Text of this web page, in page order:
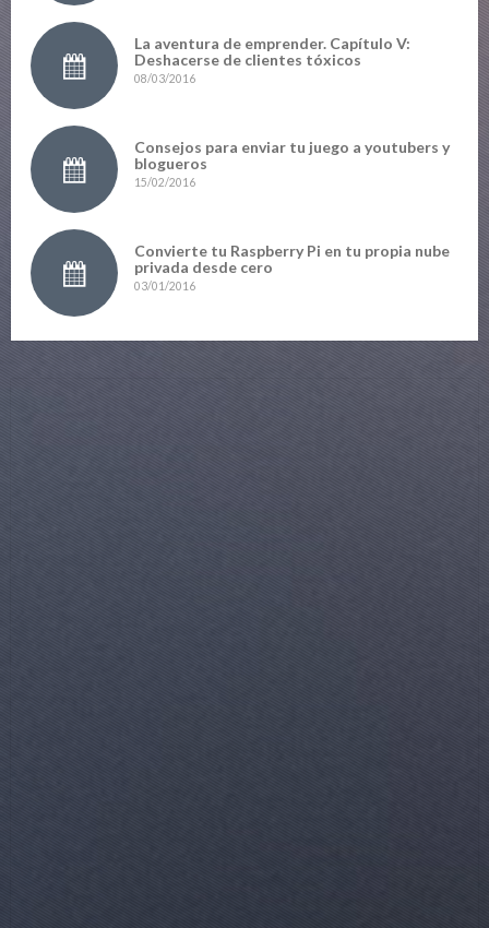
La aventura de emprender. Capítulo V:
Deshacerse de clientes tóxicos
08/03/2016
Consejos para enviar tu juego a youtubers y
blogueros
15/02/2016
Convierte tu Raspberry Pi en tu propia nube
privada desde cero
03/01/2016